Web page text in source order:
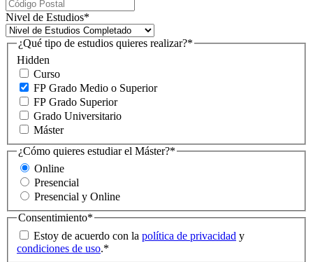
Nivel de Estudios*
Hidden
¿Qué tipo de estudios quieres realizar?*
Curso
FP Grado Medio o Superior
FP Grado Superior
Grado Universitario
Máster
¿Cómo quieres estudiar el Máster?*
Online
Presencial
Presencial y Online
Consentimiento*
Estoy de acuerdo con la política de privacidad y
condiciones de uso.*